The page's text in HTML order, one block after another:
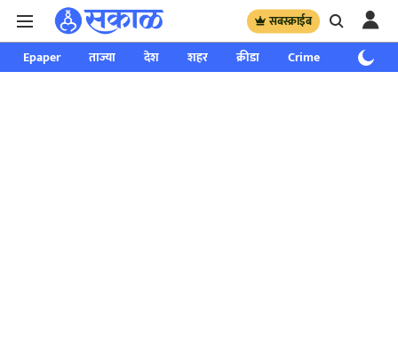
सबस्क्राईब
Epaper ताज्या देश शहर क्रीडा Crime साप्ताहिक